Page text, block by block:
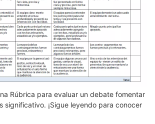
Rúbrica para evaluar un debate fomentar
significativo. ¡Sigue leyendo para conocer